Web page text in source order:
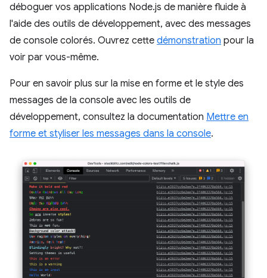
déboguer vos applications Node.js de manière fluide à
l'aide des outils de développement, avec des messages
de console colorés. Ouvrez cette démonstration pour la
voir par vous-même.
Pour en savoir plus sur la mise en forme et le style des
messages de la console avec les outils de
développement, consultez la documentation Mettre en
forme et styliser les messages dans la console.